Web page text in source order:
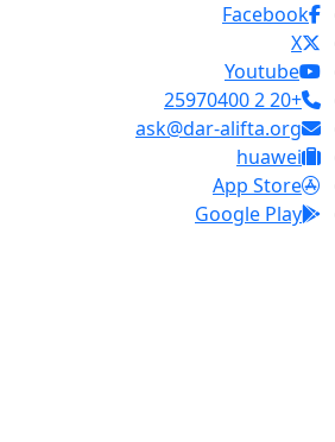
Facebook
X
Youtube
+20 2 25970400
ask@dar-alifta.org
huawei
App Store
Google Play